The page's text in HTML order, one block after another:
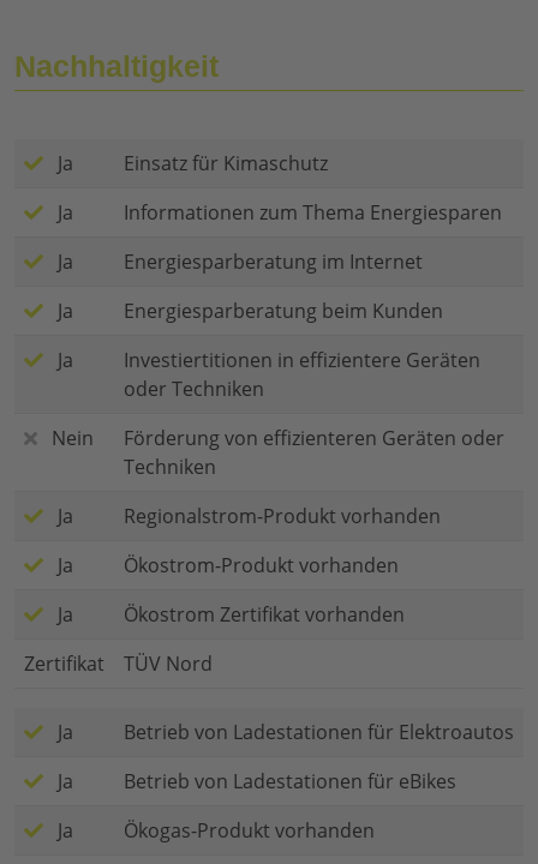
Nachhaltigkeit
Ja
Einsatz für Kimaschutz
Ja
Informationen zum Thema Energiesparen
Ja
Energiesparberatung im Internet
Ja
Energiesparberatung beim Kunden
Ja
Investiertitionen in effizientere Geräten
oder Techniken
Nein
Förderung von effizienteren Geräten oder
Techniken
Ja
Regionalstrom-Produkt vorhanden
Ja
Ökostrom-Produkt vorhanden
Ja
Ökostrom Zertifikat vorhanden
Zertifikat
TÜV Nord
Ja
Betrieb von Ladestationen für Elektroautos
Ja
Betrieb von Ladestationen für eBikes
Ja
Ökogas-Produkt vorhanden